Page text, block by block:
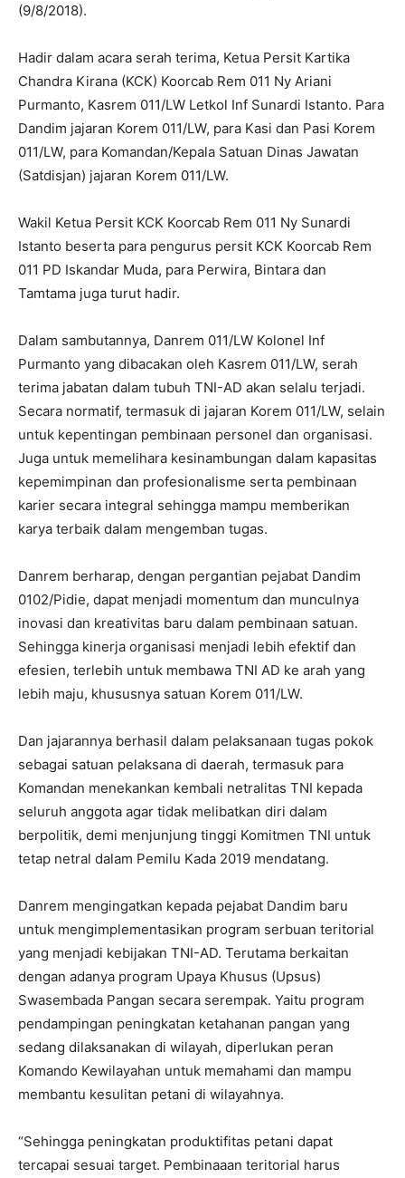
(9/8/2018).
Hadir dalam acara serah terima, Ketua Persit Kartika
Chandra Kirana (KCK) Koorcab Rem 011 Ny Ariani
Purmanto, Kasrem 011/LW Letkol Inf Sunardi Istanto. Para
Dandim jajaran Korem 011/LW, para Kasi dan Pasi Korem
011/LW, para Komandan/Kepala Satuan Dinas Jawatan
(Satdisjan) jajaran Korem 011/LW.
Wakil Ketua Persit KCK Koorcab Rem 011 Ny Sunardi
Istanto beserta para pengurus persit KCK Koorcab Rem
011 PD Iskandar Muda, para Perwira, Bintara dan
Tamtama juga turut hadir.
Dalam sambutannya, Danrem 011/LW Kolonel Inf
Purmanto yang dibacakan oleh Kasrem 011/LW, serah
terima jabatan dalam tubuh TNI-AD akan selalu terjadi.
Secara normatif, termasuk di jajaran Korem 011/LW, selain
untuk kepentingan pembinaan personel dan organisasi.
Juga untuk memelihara kesinambungan dalam kapasitas
kepemimpinan dan profesionalisme serta pembinaan
karier secara integral sehingga mampu memberikan
karya terbaik dalam mengemban tugas.
Danrem berharap, dengan pergantian pejabat Dandim
0102/Pidie, dapat menjadi momentum dan munculnya
inovasi dan kreativitas baru dalam pembinaan satuan.
Sehingga kinerja organisasi menjadi lebih efektif dan
efesien, terlebih untuk membawa TNI AD ke arah yang
lebih maju, khususnya satuan Korem 011/LW.
Dan jajarannya berhasil dalam pelaksanaan tugas pokok
sebagai satuan pelaksana di daerah, termasuk para
Komandan menekankan kembali netralitas TNI kepada
seluruh anggota agar tidak melibatkan diri dalam
berpolitik, demi menjunjung tinggi Komitmen TNI untuk
tetap netral dalam Pemilu Kada 2019 mendatang.
Danrem mengingatkan kepada pejabat Dandim baru
untuk mengimplementasikan program serbuan teritorial
yang menjadi kebijakan TNI-AD. Terutama berkaitan
dengan adanya program Upaya Khusus (Upsus)
Swasembada Pangan secara serempak. Yaitu program
pendampingan peningkatan ketahanan pangan yang
sedang dilaksanakan di wilayah, diperlukan peran
Komando Kewilayahan untuk memahami dan mampu
membantu kesulitan petani di wilayahnya.
“Sehingga peningkatan produktifitas petani dapat
tercapai sesuai target. Pembinaaan teritorial harus